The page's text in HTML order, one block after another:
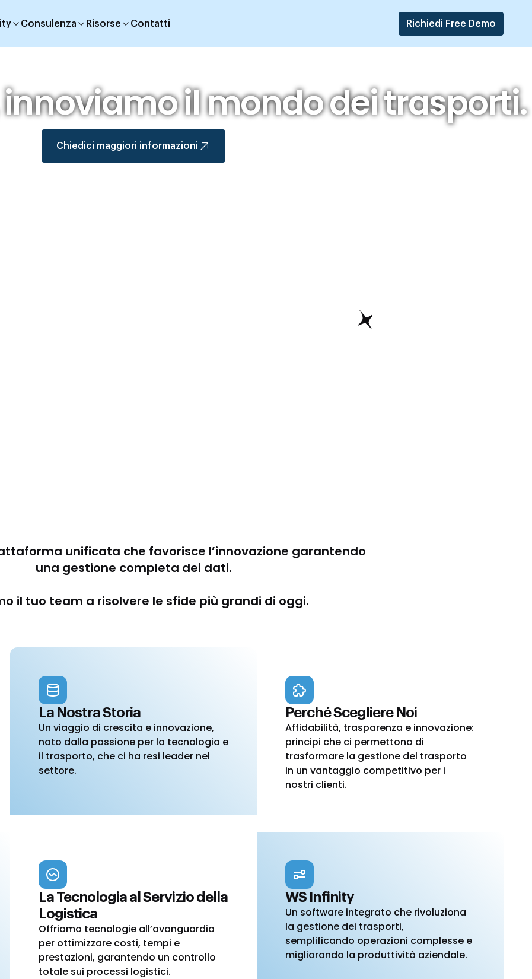
Consulenza Risorse Contatti Richiedi Free Demo
innoviamo il mondo dei trasporti.
Chiedici maggiori informazioni
unificata che favorisce l’innovazione garantendo
una gestione completa dei dati.
il tuo team a risolvere le sfide più grandi di oggi.
La Nostra Storia
Un viaggio di crescita e innovazione,
nato dalla passione per la tecnologia e
il trasporto, che ci ha resi leader nel
settore.
Perché Scegliere Noi
Affidabilità, trasparenza e innovazione:
principi che ci permettono di
trasformare la gestione del trasporto
in un vantaggio competitivo per i
nostri clienti.
La Tecnologia al Servizio della
Logistica
Offriamo tecnologie all’avanguardia
per ottimizzare costi, tempi e
prestazioni, garantendo un controllo
totale sui processi logistici.
WS Infinity
Un software integrato che rivoluziona
la gestione dei trasporti,
semplificando operazioni complesse e
migliorando la produttività aziendale.